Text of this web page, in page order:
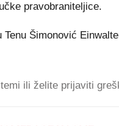
pravobraniteljice.
Tenu Šimonović
ili želite prijaviti